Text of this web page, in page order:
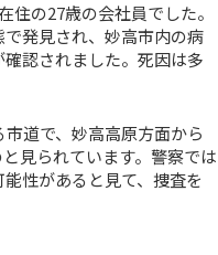
住の27歳の会社員でした。
発見され、妙高市内の病
認されました。死因は多
道で、妙高高原方面から
見られています。警察では
性があると見て、捜査を